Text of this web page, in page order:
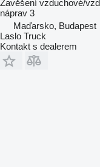
Zavěšení vzduchové/
náprav 3
Maďarsko, Budapest
Laslo Truck
Kontakt s dealerem